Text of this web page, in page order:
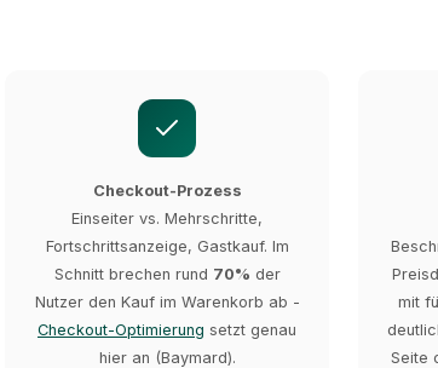
Checkout-Prozess
Einseiter vs. Mehrschritte,
Fortschrittsanzeige, Gastkauf. Im
Schnitt brechen rund 70% der
Nutzer den Kauf im Warenkorb ab -
Checkout-Optimierung setzt genau
hier an (Baymard).
mit
Seite